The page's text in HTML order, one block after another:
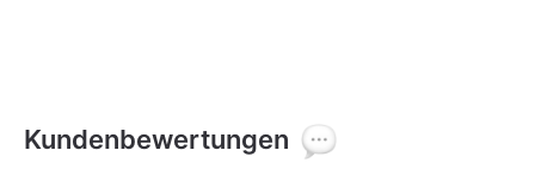
Kundenbewertungen